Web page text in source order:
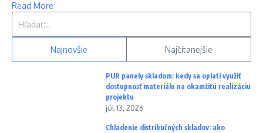
Read More
Najnovšie Najčítanejšie
PUR panely skladom: kedy sa oplatí využiť
dostupnosť materiálu na okamžitú realizáciu
projektu
júl 13, 2026
Chladenie distribučných skladov: ako